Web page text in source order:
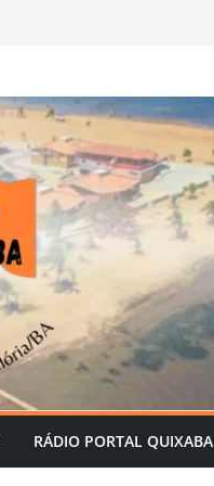
RÁDIO PORTAL QUIXABA